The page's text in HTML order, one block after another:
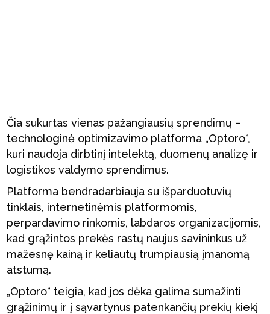
Čia sukurtas vienas pažangiausių sprendimų –
technologinė optimizavimo platforma „Optoro“,
kuri naudoja dirbtinį intelektą, duomenų analizę ir
logistikos valdymo sprendimus.
Platforma bendradarbiauja su išparduotuvių
tinklais, internetinėmis platformomis,
perpardavimo rinkomis, labdaros organizacijomis,
kad grąžintos prekės rastų naujus savininkus už
mažesnę kainą ir keliautų trumpiausią įmanomą
atstumą.
„Optoro“ teigia, kad jos dėka galima sumažinti
grąžinimų ir į sąvartynus patenkančių prekių kiekį